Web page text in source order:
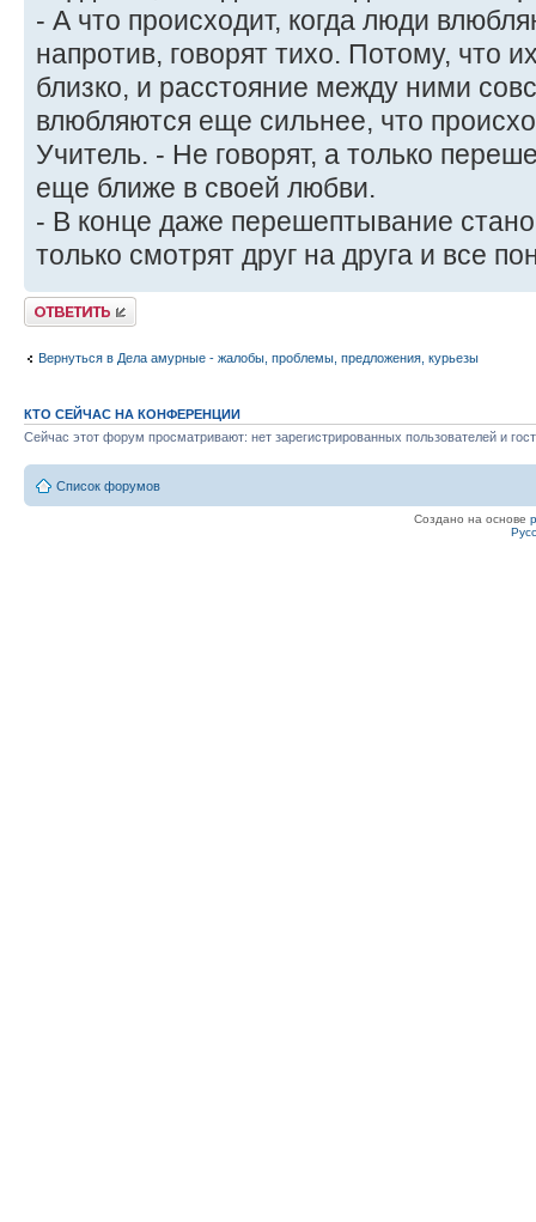
- А что происходит, когда люди
напротив, говорят тихо. Потому, что
близко, и расстояние между ними
влюбляются еще сильнее, что
Учитель. - Не говорят, а только
еще ближе в своей любви.
- В конце даже перешептывание
только смотрят друг на друга и все
Ответить
Вернуться в Дела амурные - жалобы, проблемы, предложения, курьезы
КТО СЕЙЧАС НА КОНФЕРЕНЦИИ
Сейчас этот форум просматривают: нет зарегистрированных пользователей и
Список форумов
Создано на основе